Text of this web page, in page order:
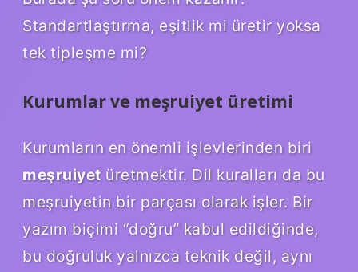
Standartlaştırma, eşitlik mi üretir yoksa
tek tipleşme mi?
Kurumlar ve meşruiyet üretimi
Kurumların en önemli işlevlerinden biri
meşruiyetüretmektir. Dil kuralları da bu
meşruiyetin bir parçası olarak işler. Bir
yazım biçimi “doğru” kabul edildiğinde,
bu doğruluk yalnızca teknik değil, aynı